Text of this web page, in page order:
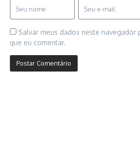
Salvar meus dados neste navegador
que eu comentar.